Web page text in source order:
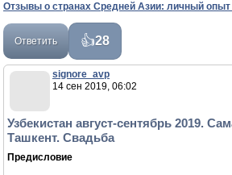
Отзывы о странах Средней Азии: личный опыт
Ответить 28
signore_avp
14 сен 2019, 06:02
Узбекистан август-сентябрь 2019.
Ташкент. Свадьба
Предисловие